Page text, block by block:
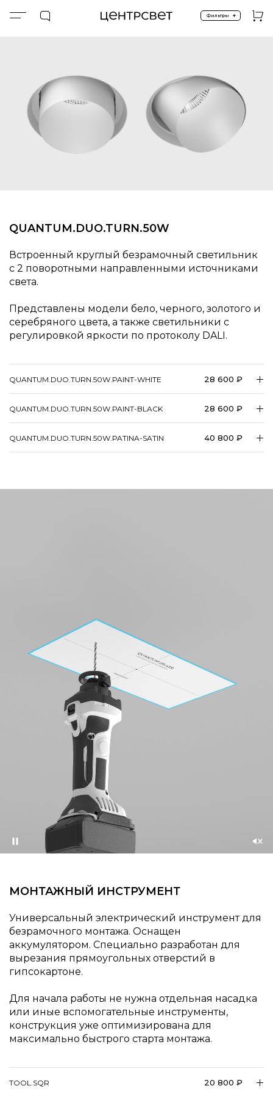
Фильтры +
QUANTUM.​DUO.TURN.​50W
Встроенный круглый безрамочный светильник
с 2 поворотными направленными источниками
света.
Представлены модели бело, черного, золотого и
серебряного цвета, а также светильники с
регулировкой яркости по протоколу DALI.
QUANTUM.DUO.TURN.50W.PAINT-WHITE 28 600 ₽
QUANTUM.DUO.TURN.50W.PAINT-BLACK 28 600 ₽
QUANTUM.DUO.TURN.50W.PATINA-SATIN 40 800 ₽
Приостановить Со
МОНТАЖНЫЙ ИНСТРУМЕНТ
Универсальный электрический инструмент для
безрамочного монтажа. Оснащен
аккумулятором. Специально разработан для
вырезания прямоугольных отверстий в
гипсокартоне.
Для начала работы не нужна отдельная насадка
или иные вспомогательные инструменты,
конструкция уже оптимизирована для
максимально быстрого старта монтажа.
TOOL.SQR 20 800 ₽